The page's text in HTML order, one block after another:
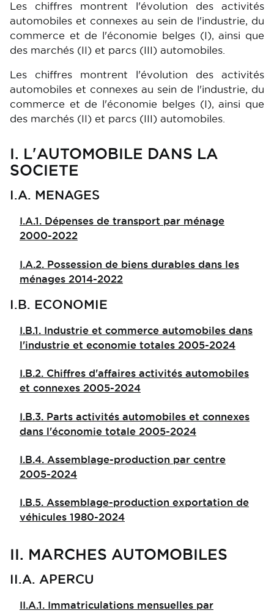
Les chiffres montrent l'évolution des activités
automobiles et connexes au sein de l'industrie, du
commerce et de l'économie belges (I), ainsi que
des marchés (II) et parcs (III) automobiles.
Les chiffres montrent l'évolution des activités
automobiles et connexes au sein de l'industrie, du
commerce et de l'économie belges (I), ainsi que
des marchés (II) et parcs (III) automobiles.
I. L'AUTOMOBILE DANS LA
SOCIETE
I.A. MENAGES
I.A.1. Dépenses de transport par ménage
2000-2022
I.A.2. Possession de biens durables dans les
ménages 2014-2022
I.B. ECONOMIE
I.B.1. Industrie et commerce automobiles dans
l'industrie et economie totales 2005-2024
I.B.2. Chiffres d'affaires activités automobiles
et connexes 2005-2024
I.B.3. Parts activités automobiles et connexes
dans l'économie totale 2005-2024
I.B.4. Assemblage-production par centre
2005-2024
I.B.5. Assemblage-production exportation de
véhicules 1980-2024
II. MARCHES AUTOMOBILES
II.A. APERCU
II.A.1. Immatriculations mensuelles par